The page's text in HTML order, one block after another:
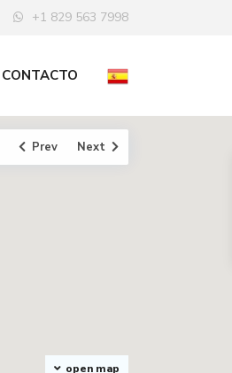
+1 829 563 7998
CONTACTO
open map
Prev Next